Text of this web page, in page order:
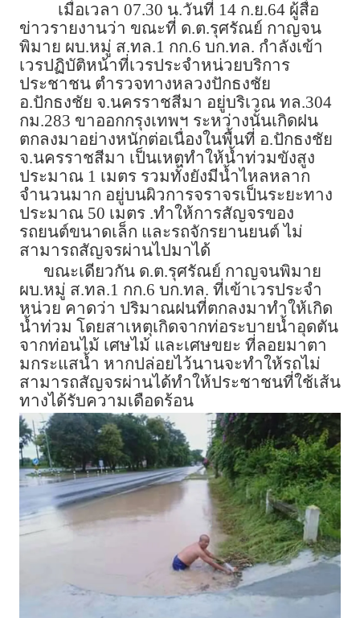
เมื่อเวลา 07.30 น.วันที่ 14 ก.ย.64 ผู้สื่อ
ข่าวรายงานว่า ขณะที่ ด.ต.รุศรัณย์ กาญจน
พิมาย ผบ.หมู่ ส.ทล.1 กก.6 บก.ทล. กำลังเข้า
เวรปฏิบัติหน้าที่เวรประจำหน่วยบริการ
ประชาชน ตำรวจทางหลวงปักธงชัย
อ.ปักธงชัย จ.นครราชสีมา อยู่บริเวณ ทล.304
กม.283 ขาออกกรุงเทพฯ ระหว่างนั้นเกิดฝน
ตกลงมาอย่างหนักต่อเนื่องในพื้นที่ อ.ปักธงชัย
จ.นครราชสีมา เป็นเหตุทำให้น้ำท่วมขังสูง
ประมาณ 1 เมตร รวมทั้งยังมีน้ำไหลหลาก
จำนวนมาก อยู่บนผิวการจราจรเป็นระยะทาง
ประมาณ 50 เมตร .ทำให้การสัญจรของ
รถยนต์ขนาดเล็ก และรถจักรยานยนต์ ไม่
สามารถสัญจรผ่านไปมาได้
ขณะเดียวกัน ด.ต.รุศรัณย์ กาญจนพิมาย
ผบ.หมู่ ส.ทล.1 กก.6 บก.ทล. ที่เข้าเวรประจำ
หน่วย คาดว่า ปริมาณฝนที่ตกลงมาทำให้เกิด
น้ำท่วม โดยสาเหตุเกิดจากท่อระบายน้ำอุดตัน
จากท่อนไม้ เศษไม้ และเศษขยะ ที่ลอยมาตา
มกระแสน้ำ หากปล่อยไว้นานจะทำให้รถไม่
สามารถสัญจรผ่านได้ทำให้ประชาชนที่ใช้เส้น
ทางได้รับความเดือดร้อน